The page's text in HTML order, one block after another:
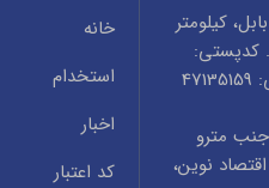
کیلومتر
کدپستی:
جنب مترو
نوین،
خانه
استخدام
اخبار
کد اعتبار